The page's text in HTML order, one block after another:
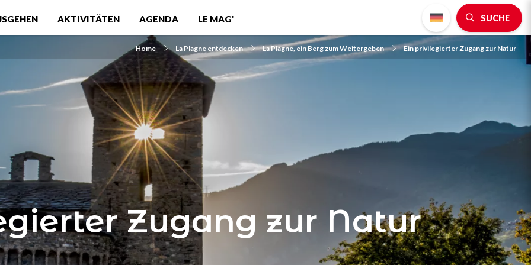
AKTIVITÄTEN AGENDA LE MAG' SUCHE
Home La Plagne entdecken La Plagne, ein Berg zum Weitergeben Ein privilegierter Zugang zur Natur
Zugang zur Natur